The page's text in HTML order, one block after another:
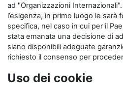
ad "Organizzazioni
l’esigenza, in primo luogo le sarà
specifica, nel caso in cui per il
stata emanata una decisione di
siano disponibili adeguate
richiesto il consenso per
Uso dei cookie